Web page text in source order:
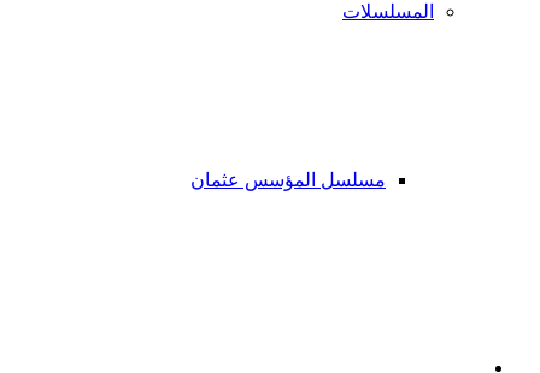
المسلسلات
مسلسل المؤسس عثمان